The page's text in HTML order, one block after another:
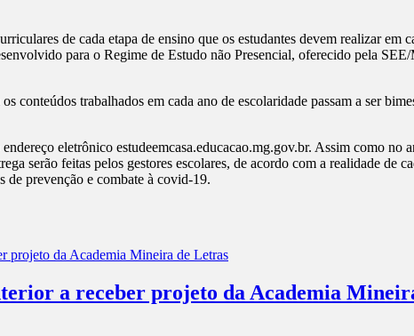
de cada etapa de ensino que os estudantes devem realizar em
para o Regime de Estudo não Presencial, oferecido pela
conteúdos trabalhados em cada ano de escolaridade passam a ser
eletrônico estudeemcasa.educacao.mg.gov.br. Assim como no
serão feitas pelos gestores escolares, de acordo com a realidade de
de prevenção e combate à covid-19.
a receber projeto da Academia